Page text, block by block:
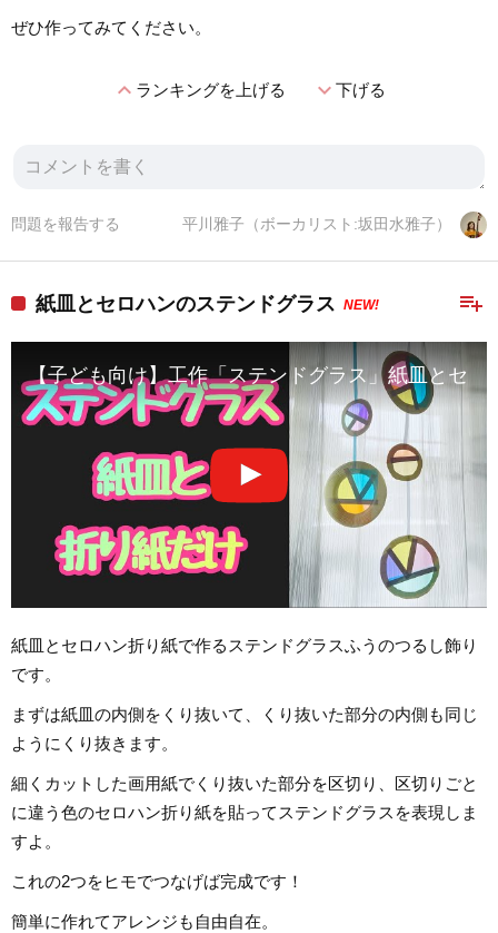
ぜひ作ってみてください。
expand_lessランキングを上げる expand_more下げる
平川雅子（ボーカリスト:坂田水雅子）
問題を報告する
playlist_add
紙皿とセロハンのステンドグラス NEW!
【子ども向け】工作「ステンドグラス」紙皿とセ
紙皿とセロハン折り紙で作るステンドグラスふうのつるし飾り
です。
まずは紙皿の内側をくり抜いて、くり抜いた部分の内側も同じ
ようにくり抜きます。
細くカットした画用紙でくり抜いた部分を区切り、区切りごと
に違う色のセロハン折り紙を貼ってステンドグラスを表現しま
すよ。
これの2つをヒモでつなげば完成です！
簡単に作れてアレンジも自由自在。